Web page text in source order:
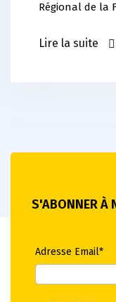
Régional de la
Lire la suite
S'ABONNER À
Adresse Email*